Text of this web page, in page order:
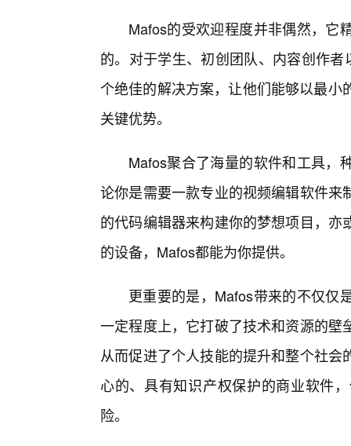
Mafos的受欢迎程度并非偶然，它
的。对于学生、初创团队、内容创作
个绝佳的解决方案，让他们能够以最
关键优势。
Mafos聚合了海量的软件和工具，
论你是需要一款专业的视频编辑软件
的代码编辑器来构建你的梦想项目，
的设备，Mafos都能为你提供。
更重要的是，Mafos带来的不仅仅
一定程度上，它打破了技术和资源的
从而促进了个人技能的提升和整个社
心的、具有知识产权保护的商业软件
险。